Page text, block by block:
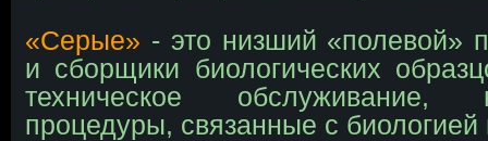
«Серые» - это низший «полевой»
и сборщики биологических
техническое
процедуры, связанные с